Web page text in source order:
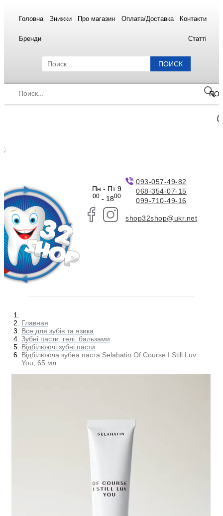
Головна Знижки Про магазин Оплата/Доставка Контакти
Бренди Статті
ПОИСК
Пн - Пт 9
00- 1800
093-057-49-82
068-354-07-15
099-710-49-16
shop32shop@ukr.net
Главная
Все для зубів та язика
Зубні пасти, гелі, бальзами
Відбілюючі зубні пасти
Відбілююча зубна паста Selahatin Of Course I Still Luv
You, 65 мл